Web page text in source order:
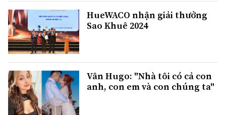
HueWACO nhận giải thưởng
Sao Khuê 2024
Vân Hugo: "Nhà tôi có cả con
anh, con em và con chúng ta"